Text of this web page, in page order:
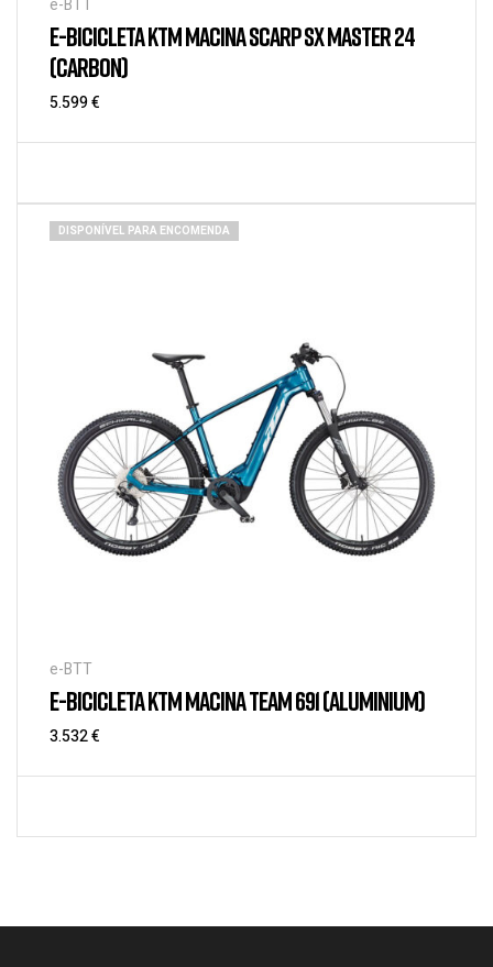
e-BTT
E-BICICLETA KTM MACINA SCARP SX MASTER 24
(CARBON)
5.599€
DISPONÍVEL PARA ENCOMENDA
e-BTT
E-BICICLETA KTM MACINA TEAM 691 (ALUMINIUM)
3.532€